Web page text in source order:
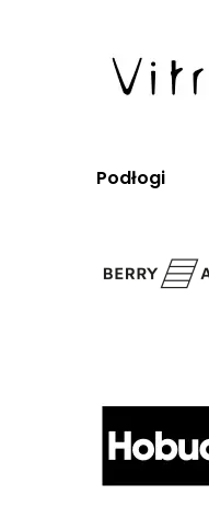
Podłogi